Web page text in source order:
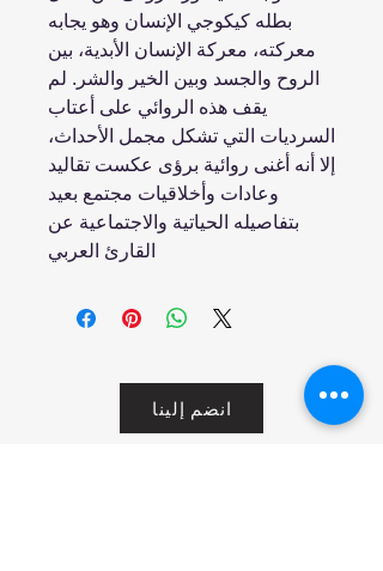
بطله كيكوجي الإنسان وهو يجابه
معركته، معركة الإنسان الأبدية، بين
الروح والجسد وبين الخير والشر. لم
يقف هذه الروائي على أعتاب
السرديات التي تشكل مجمل الأحداث،
إلا أنه أغنى روائية برؤى عكست تقاليد
وعادات وأخلاقيات مجتمع بعيد
بتفاصيله الحياتية والاجتماعية عن
القارئ العربي
انضم إلينا